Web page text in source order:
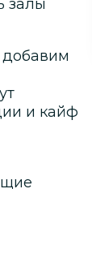
залы
добавим
и кайф